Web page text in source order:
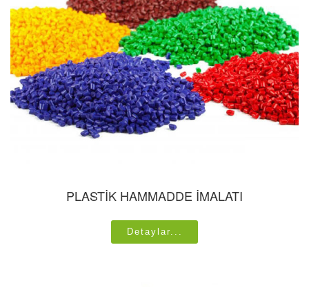
PLASTİK HAMMADDE İMALATI
Detaylar...